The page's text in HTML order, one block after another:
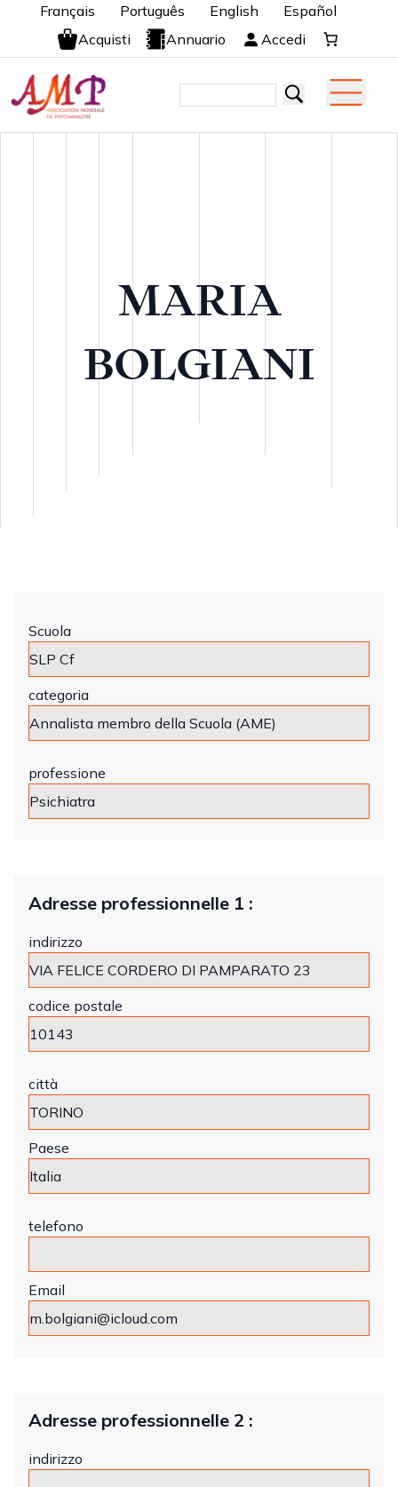
Français Português English
Español
Acquisti
Annuario Accedi
MARIA
BOLGIANI
Scuola
categoria
professione
Adresse professionnelle 1 :
indirizzo
codice postale
città
Paese
telefono
Email
Adresse professionnelle 2 :
indirizzo